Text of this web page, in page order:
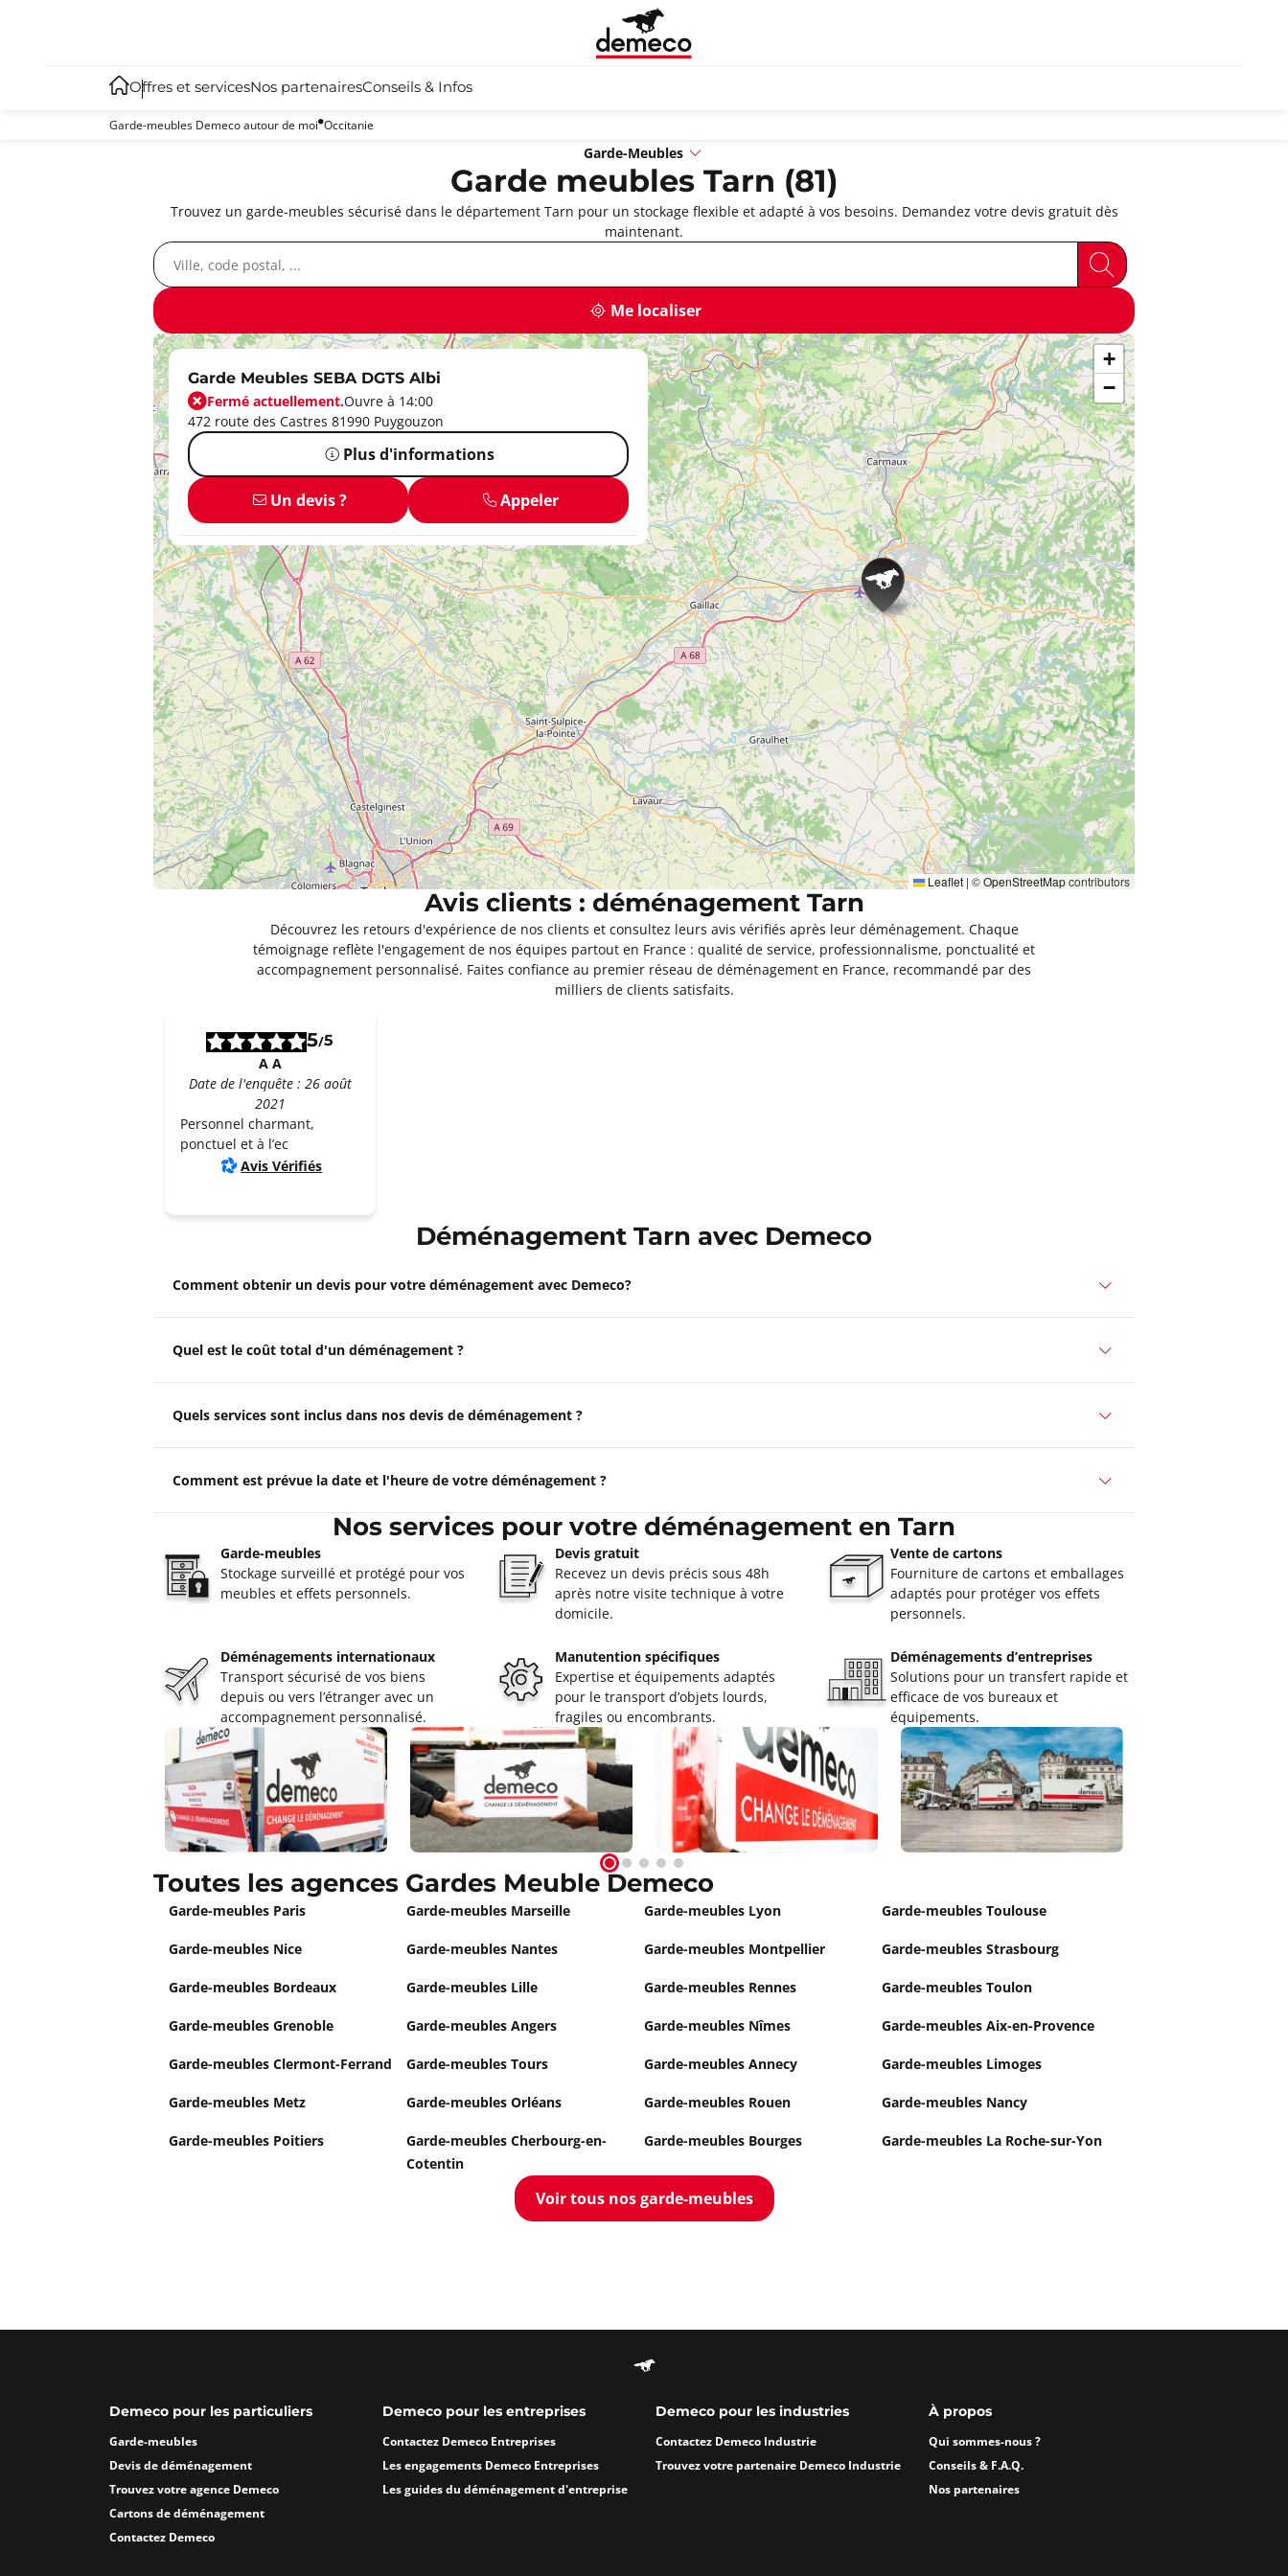
Offres et servicesNos partenairesConseils & Infos
Garde-meubles Demeco autour de moi Occitanie
Garde-Meubles
Garde meubles Tarn (81)
Trouvez un garde-meubles sécurisé dans le département Tarn pour un stockage flexible et adapté à vos besoins. Demandez votre devis gratuit dès
maintenant.
Me localiser
Garde Meubles SEBA DGTS Albi
Fermé actuellement.Ouvre à 14:00
472 route des Castres 81990 Puygouzon
Plus d'informations
Un devis ? Appeler
+
−
Leaflet | ©OpenStreetMapcontributors
Avis clients : déménagement Tarn
Découvrez les retours d'expérience de nos clients et consultez leurs avis vérifiés après leur déménagement. Chaque
témoignage reflète l'engagement de nos équipes partout en France : qualité de service, professionnalisme, ponctualité et
accompagnement personnalisé. Faites confiance au premier réseau de déménagement en France, recommandé par des
milliers de clients satisfaits.
5/5
A A
Date de l'enquête : 26 août
2021
Personnel charmant,
ponctuel et à l’ec
Avis Vérifiés
Déménagement Tarn avec Demeco
Comment obtenir un devis pour votre déménagement avec Demeco?
Quel est le coût total d'un déménagement ?
Quels services sont inclus dans nos devis de déménagement ?
Comment est prévue la date et l'heure de votre déménagement ?
Nos services pour votre déménagement en Tarn
Garde-meubles
Stockage surveillé et protégé pour vos
meubles et effets personnels.
Devis gratuit
Recevez un devis précis sous 48h
après notre visite technique à votre
domicile.
Vente de cartons
Fourniture de cartons et emballages
adaptés pour protéger vos effets
personnels.
Déménagements internationaux
Transport sécurisé de vos biens
depuis ou vers l’étranger avec un
accompagnement personnalisé.
Manutention spécifiques
Expertise et équipements adaptés
pour le transport d’objets lourds,
fragiles ou encombrants.
Déménagements d’entreprises
Solutions pour un transfert rapide et
efficace de vos bureaux et
équipements.
Toutes les agences Gardes Meuble Demeco
Garde-meubles Paris Garde-meubles Marseille Garde-meubles Lyon Garde-meubles Toulouse
Garde-meubles Nice Garde-meubles Nantes Garde-meubles Montpellier Garde-meubles Strasbourg
Garde-meubles Bordeaux Garde-meubles Lille Garde-meubles Rennes Garde-meubles Toulon
Garde-meubles Grenoble Garde-meubles Angers Garde-meubles Nîmes Garde-meubles Aix-en-Provence
Garde-meubles Clermont-Ferrand Garde-meubles Tours Garde-meubles Annecy Garde-meubles Limoges
Garde-meubles Metz Garde-meubles Orléans Garde-meubles Rouen Garde-meubles Nancy
Garde-meubles Poitiers
Garde-meubles Cherbourg-en-
Cotentin
Garde-meubles Bourges Garde-meubles La Roche-sur-Yon
Voir tous nos garde-meubles
Demeco pour les particuliers
Garde-meubles
Devis de déménagement
Trouvez votre agence Demeco
Cartons de déménagement
Contactez Demeco
Demeco pour les entreprises
Contactez Demeco Entreprises
Les engagements Demeco Entreprises
Les guides du déménagement d'entreprise
Demeco pour les industries
Contactez Demeco Industrie
Trouvez votre partenaire Demeco Industrie
À propos
Qui sommes-nous ?
Conseils & F.A.Q.
Nos partenaires